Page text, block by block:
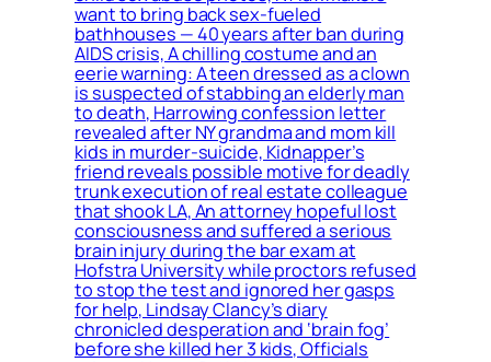
want to bring back sex-fueled
bathhouses — 40 years after ban during
AIDS crisis, A chilling costume and an
eerie warning: A teen dressed as a clown
is suspected of stabbing an elderly man
to death, Harrowing confession letter
revealed after NY grandma and mom kill
kids in murder-suicide, Kidnapper’s
friend reveals possible motive for deadly
trunk execution of real estate colleague
that shook LA, An attorney hopeful lost
consciousness and suffered a serious
brain injury during the bar exam at
Hofstra University while proctors refused
to stop the test and ignored her gasps
for help, Lindsay Clancy’s diary
chronicled desperation and ‘brain fog’
before she killed her 3 kids, Officials